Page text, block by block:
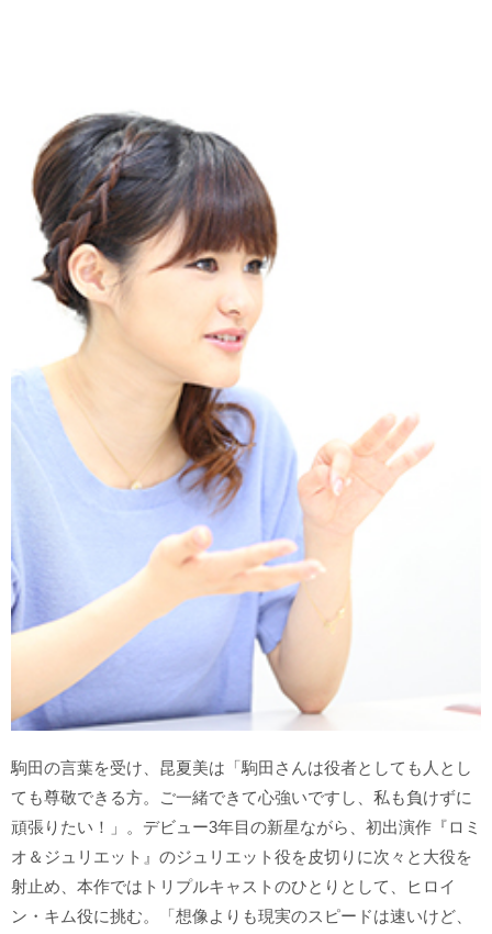
駒田の言葉を受け、昆夏美は「駒田さんは役者としても人とし
ても尊敬できる方。ご一緒できて心強いですし、私も負けずに
頑張りたい！」。デビュー3年目の新星ながら、初出演作『ロミ
オ＆ジュリエット』のジュリエット役を皮切りに次々と大役を
射止め、本作ではトリプルキャストのひとりとして、ヒロイ
ン・キム役に挑む。「想像よりも現実のスピードは速いけど、